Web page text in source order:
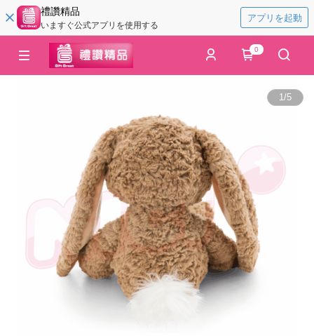
禮讚精品
いますぐ公式アプリを使用する
アプリを起動
0
1/5